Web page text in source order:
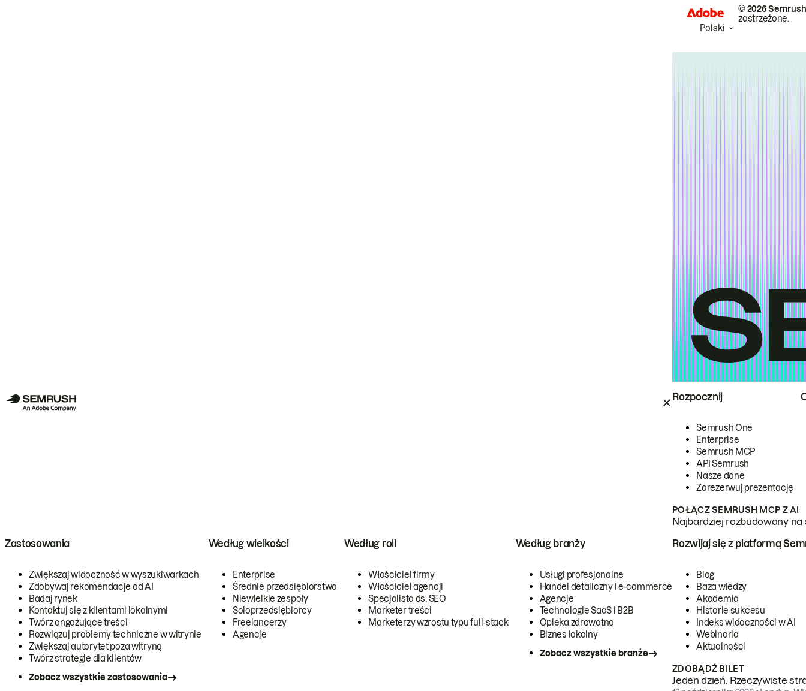
Rozpocznij
Semrush One
Enterprise
Semrush MCP
API Semrush
Nasze dane
Zarezerwuj prezentację
POŁĄCZ SEMRUSH MCP Z AI
Najbardziej rozbudowany
Zastosowania
Zwiększaj widoczność w wyszukiwarkach
Zdobywaj rekomendacje od AI
Badaj rynek
Kontaktuj się z klientami lokalnymi
Twórz angażujące treści
Rozwiązuj problemy techniczne w witrynie
Zwiększaj autorytet poza witryną
Twórz strategie dla klientów
Zobacz wszystkie zastosowania
Według wielkości
Enterprise
Średnie przedsiębiorstwa
Niewielkie zespoły
Soloprzedsiębiorcy
Freelancerzy
Agencje
Według roli
Właściciel firmy
Właściciel agencji
Specjalista ds. SEO
Marketer treści
Marketerzy wzrostu typu full-stack
Według branży
Usługi profesjonalne
Handel detaliczny i e-commerce
Agencje
Technologie SaaS i B2B
Opieka zdrowotna
Biznes lokalny
Zobacz wszystkie branże
Rozwijaj się z platformą
Blog
Baza wiedzy
Akademia
Historie sukcesu
Indeks widoczności w AI
Webinaria
Aktualności
ZDOBĄDŹ BILET
Jeden dzień. Rzeczywiste
© 2026
zastrzeżone.
Polski